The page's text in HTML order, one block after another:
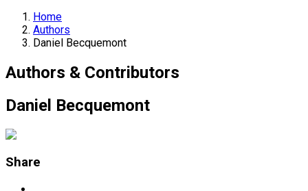
Home
Authors
Daniel Becquemont
Authors & Contributors
Daniel Becquemont
Share